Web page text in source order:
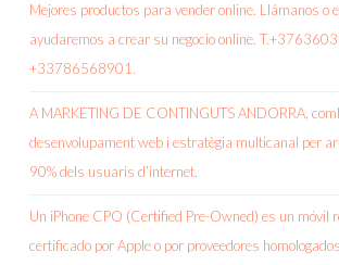
Mejores productos para vender online. Llámanos o
ayudaremos a crear su negocio online.
+33786568901.
A MARKETING DE CONTINGUTS ANDORRA,
desenvolupament web i estratègia multicanal per
90% dels usuaris d’internet.
Un iPhone CPO (Certified Pre-Owned) es un móvil
certificado por Apple o por proveedores